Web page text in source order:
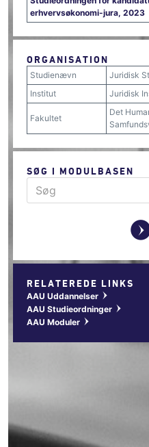
erhvervsøkonomi-jura, 2023
ORGANISATION
Studienævn
Juridisk
Institut
Juridisk
Fakultet
Det
SØG I MODULBASEN
RELATEREDE LINKS
AAU Uddannelser w
AAU Studieordninger w
AAU Moduler w